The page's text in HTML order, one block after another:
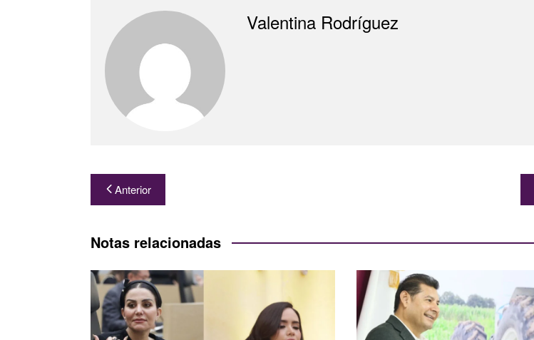
Valentina Rodríguez
Navegación
de
entradas
Anterior
Notas relacionadas